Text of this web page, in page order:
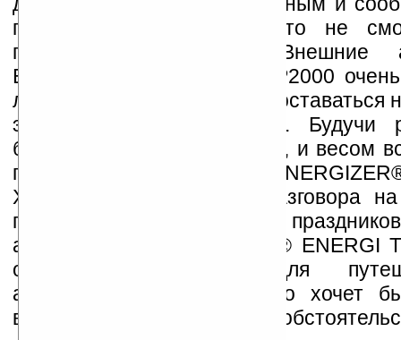
перипетиях из-за того, что не
подзарядить телефон. Внешние
ENERGIZER® XP1000 и XP2000
легки, однако они позволят оставаться
это действительно нужно. Будучи
больше кредитной карточки, и весом
грамм соответственно,
XP2000 продлят время разговора
преддверии зимних
аккумуляторы ENERGIZER® ENERGI
отличным подарком для
автомобилистов и тех, кто хочет
всегда, вне зависимости от